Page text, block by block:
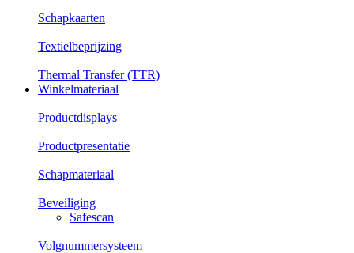
Schapkaarten
Textielbeprijzing
Thermal Transfer (TTR)
Winkelmateriaal
Productdisplays
Productpresentatie
Schapmateriaal
Beveiliging
Safescan
Volgnummersysteem